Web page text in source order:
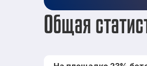
Общая